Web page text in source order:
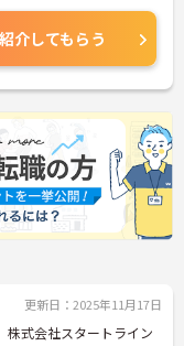
ジに応
◎
さらに
くださ
紹介してもらう
更新日：2025年11月17日
株式会社スタートライン